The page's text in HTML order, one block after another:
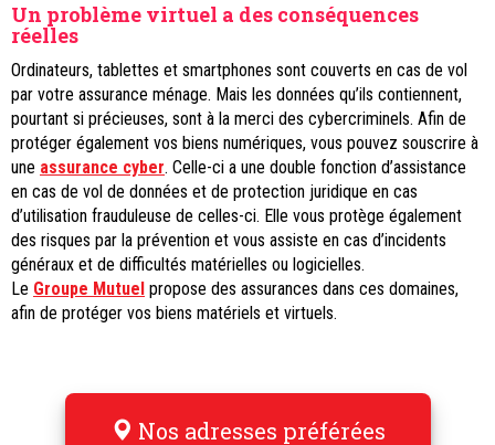
Un problème virtuel a des conséquences
réelles
Ordinateurs, tablettes et smartphones sont couverts en cas de vol
par votre assurance ménage. Mais les données qu’ils contiennent,
pourtant si précieuses, sont à la merci des cybercriminels. Afin de
protéger également vos biens numériques, vous pouvez souscrire à
une assurance cyber. Celle-ci a une double fonction d’assistance
en cas de vol de données et de protection juridique en cas
d’utilisation frauduleuse de celles-ci. Elle vous protège également
des risques par la prévention et vous assiste en cas d’incidents
généraux et de difficultés matérielles ou logicielles.
Le Groupe Mutuel propose des assurances dans ces domaines,
afin de protéger vos biens matériels et virtuels.
Nos adresses préférées